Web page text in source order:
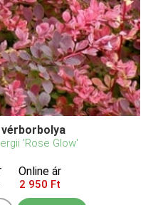
'Rose Glow'
Online ár
2 950 Ft